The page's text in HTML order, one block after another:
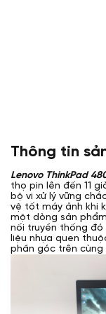
Thông tin
Lenovo ThinkPad
thọ pin lên đến 11
bộ vi xử lý vững
vệ tốt máy ảnh khi
một dòng sản
nối truyền thống
liệu nhựa quen
phần góc trên cùng